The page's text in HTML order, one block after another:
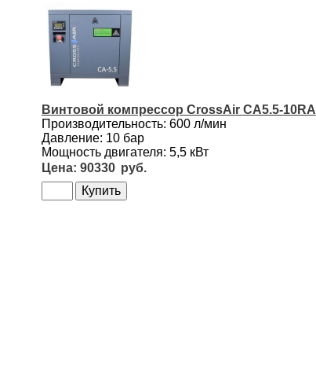
Винтовой компрессор CrossAir CA5.5-10RA
Производительность: 600 л/мин
Давление: 10 бар
Мощность двигателя: 5,5 кВт
90330